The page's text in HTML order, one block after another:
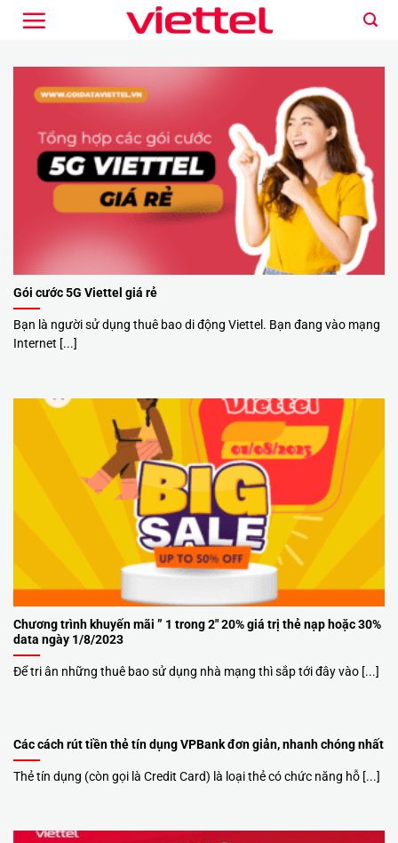
qua
Gói cước 5G Viettel giá rẻ
Bạn là người sử dụng thuê bao di động Viettel. Bạn đang vào mạng
Internet [...]
Chương trình khuyến mãi ” 1 trong 2″ 20% giá trị thẻ nạp hoặc 30%
data ngày 1/8/2023
Để tri ân những thuê bao sử dụng nhà mạng thì sắp tới đây vào [...]
Các cách rút tiền thẻ tín dụng VPBank đơn giản, nhanh chóng nhất
Thẻ tín dụng (còn gọi là Credit Card) là loại thẻ có chức năng hỗ [...]